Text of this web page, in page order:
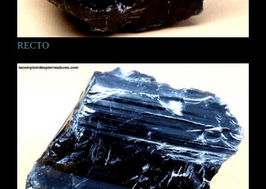
RECTO